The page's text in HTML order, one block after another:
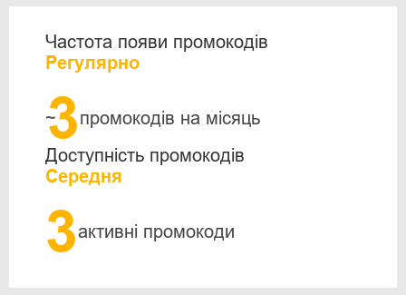
Частота появи промокодів
Регулярно
~
3промокодів на місяць
Доступність промокодів
Середня
3активні промокоди